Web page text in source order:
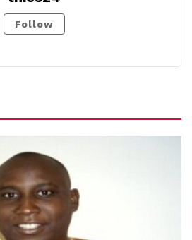
Follow